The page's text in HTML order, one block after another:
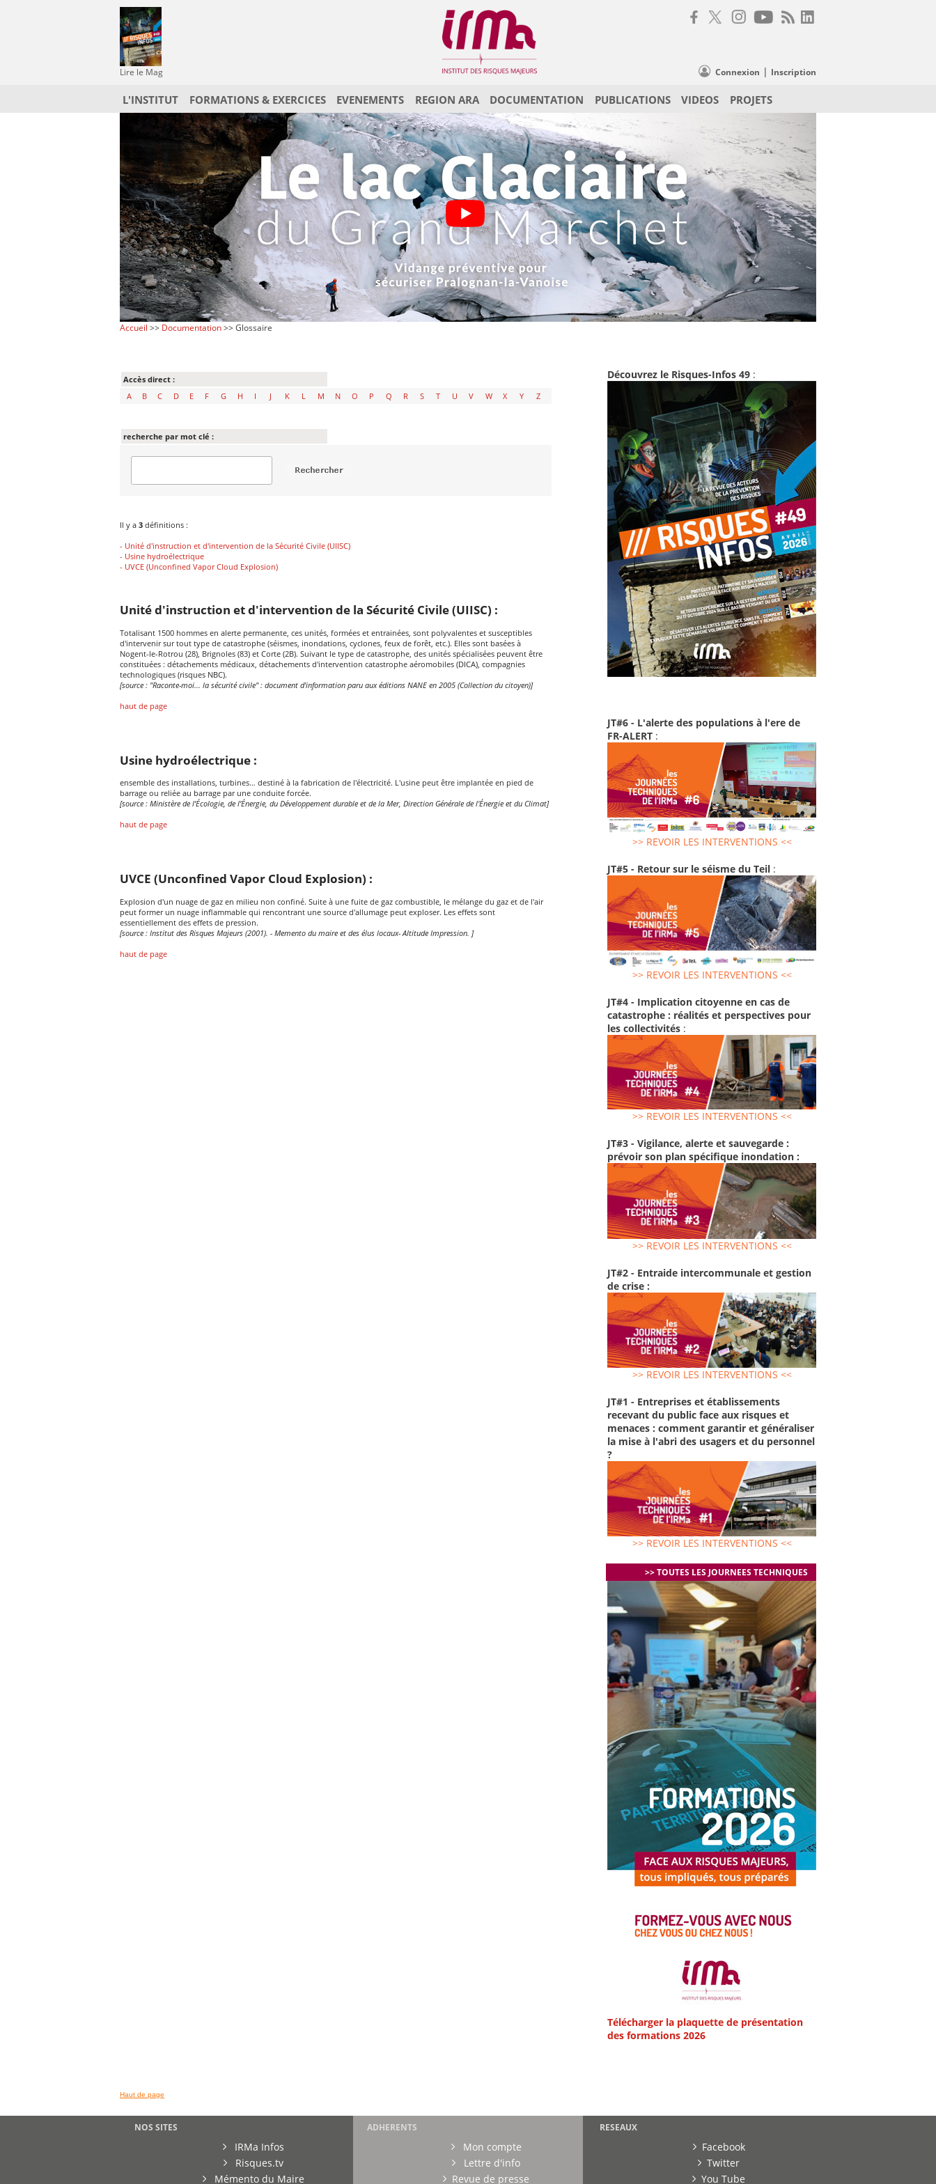
Lire le Mag Connexion | Inscription
L'INSTITUT FORMATIONS & EXERCICES EVENEMENTS REGION ARA DOCUMENTATION PUBLICATIONS VIDEOS PROJETS
Accueil >> Documentation>> Glossaire
Accès direct :
A
B C D E F G H I J K L M N O P Q R S T U V W X Y Z
recherche par mot clé :
Il y a 3 définitions :
- Unité d'instruction et d'intervention de la Sécurité Civile (UIISC)
- Usine hydroélectrique
- UVCE (Unconfined Vapor Cloud Explosion)
Unité d'instruction et d'intervention de la Sécurité Civile (UIISC) :
Totalisant 1500 hommes en alerte permanente, ces unités, formées et entrainées, sont polyvalentes et susceptibles
d'intervenir sur tout type de catastrophe (séismes, inondations, cyclones, feux de forêt, etc.). Elles sont basées à
Nogent-le-Rotrou (28), Brignoles (83) et Corte (2B). Suivant le type de catastrophe, des unités spécialisées peuvent être
constituées : détachements médicaux, détachements d'intervention catastrophe aéromobiles (DICA), compagnies
technologiques (risques NBC).
[source : "Raconte-moi... la sécurité civile" : document d'information paru aux éditions NANE en 2005 (Collection du citoyen)]
haut de page
Usine hydroélectrique :
ensemble des installations, turbines… destiné à la fabrication de l'électricité. L'usine peut être implantée en pied de
barrage ou reliée au barrage par une conduite forcée.
[source : Ministère de l’Écologie, de l’Énergie, du Développement durable et de la Mer, Direction Générale de l'Énergie et du Climat]
haut de page
UVCE (Unconfined Vapor Cloud Explosion) :
Explosion d'un nuage de gaz en milieu non confiné. Suite à une fuite de gaz combustible, le mélange du gaz et de l'air
peut former un nuage inflammable qui rencontrant une source d'allumage peut exploser. Les effets sont
essentiellement des effets de pression.
[source : Institut des Risques Majeurs (2001). - Memento du maire et des élus locaux- Altitude Impression. ]
haut de page
Découvrez le Risques-Infos 49 :
JT#6 - L'alerte des populations à l'ere de
FR-ALERT :
>> REVOIR LES INTERVENTIONS <<
JT#5 - Retour sur le séisme du Teil :
>> REVOIR LES INTERVENTIONS <<
JT#4 - Implication citoyenne en cas de
catastrophe : réalités et perspectives pour
les collectivités :
>> REVOIR LES INTERVENTIONS <<
JT#3 - Vigilance, alerte et sauvegarde :
prévoir son plan spécifique inondation :
>> REVOIR LES INTERVENTIONS <<
JT#2 - Entraide intercommunale et gestion
de crise :
>> REVOIR LES INTERVENTIONS <<
JT#1 - Entreprises et établissements
recevant du public face aux risques et
menaces : comment garantir et généraliser
la mise à l'abri des usagers et du personnel
?
>> REVOIR LES INTERVENTIONS <<
>> TOUTES LES JOURNEES TECHNIQUES
Télécharger la plaquette de présentation
des formations 2026
Haut de page
NOS SITES
IRMa Infos
Risques.tv
Mémento du Maire
ADHERENTS
Mon compte
Lettre d'info
Revue de presse
RESEAUX
Facebook
Twitter
You Tube